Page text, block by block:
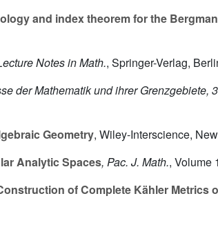
and index theorem for the
Notes in Math., Springer-Verlag,
der Mathematik und ihrer Grenzgebiete,
Geometry, Wiley-Interscience,
Analytic Spaces, Pac. J. Math., Volume
of Complete Kähler Metrics